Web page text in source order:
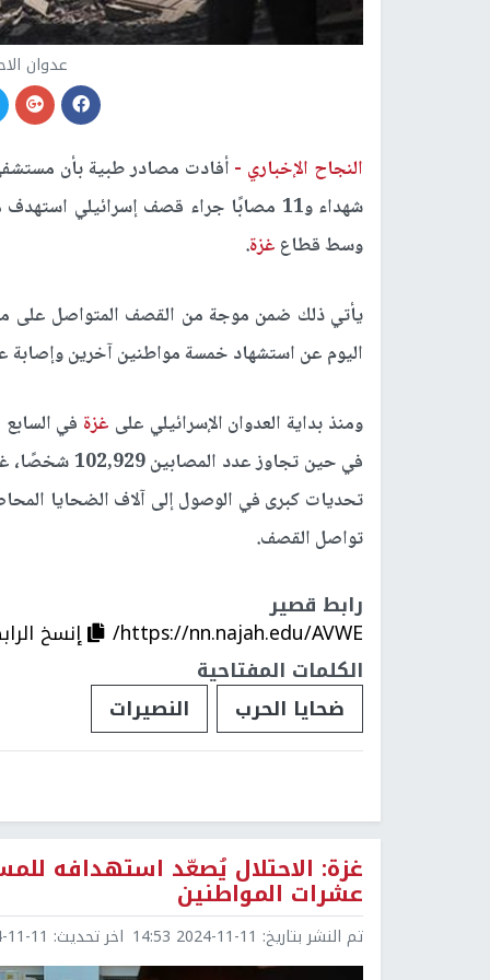
عدوان
النجاح الإخباري - أفادت مصادر طبية بأن مستشفى
شهداء و11 مصابًا جراء قصف إسرائيلي
وسط قطاع غزة.
يأتي ذلك ضمن موجة من القصف المتواصل على
اليوم عن استشهاد خمسة مواطنين آخرين وإصابة
ومنذ بداية العدوان الإسرائيلي على غزة
في حين تجاوز
تحديات كبرى في الوصول إلى آلاف الضحايا
تواصل القصف.
رابط قصير
https://nn.najah.edu/AVWE/
إنسخ
الكلمات المفتاحية
ضحايا الحرب
النصيرات
غزة: الاحتلال يُصعّد استهدافه
عشرات المواطنين
تم النشر بتاريخ: 2024-11-11 14:53 اخر تحديث: 11 15:03